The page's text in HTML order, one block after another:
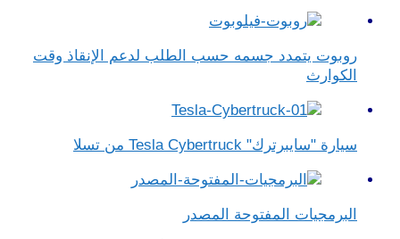
روبوت يتمدد جسمه حسب الطلب لدعم الإنقاذ وقت
الكوارث
سيارة "سايبرترك" Tesla Cybertruck من تسلا
البرمجيات المفتوحة المصدر